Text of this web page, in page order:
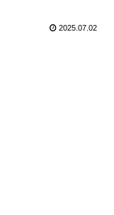
2025.07.02